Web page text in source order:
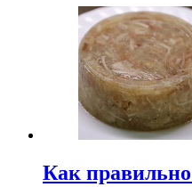
Как